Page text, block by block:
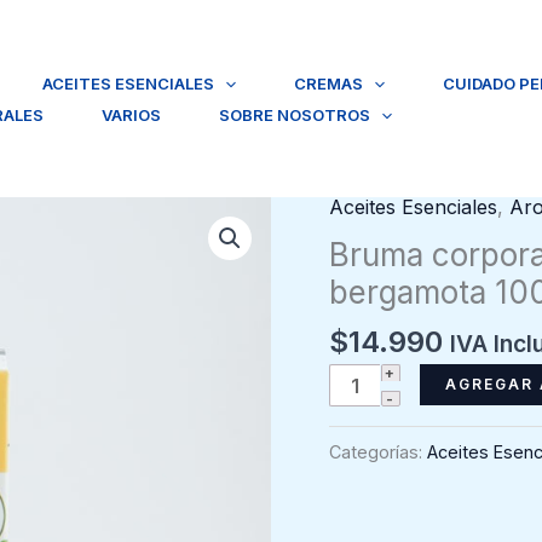
ACEITES ESENCIALES CREMAS
CUIDADO
VARIOS SOBRE NOSOTROS
Aceites Esenciales,
Bruma
bergamota
$14.990 IVA
Bruma
corporal
emocional
Categorías: Aceites